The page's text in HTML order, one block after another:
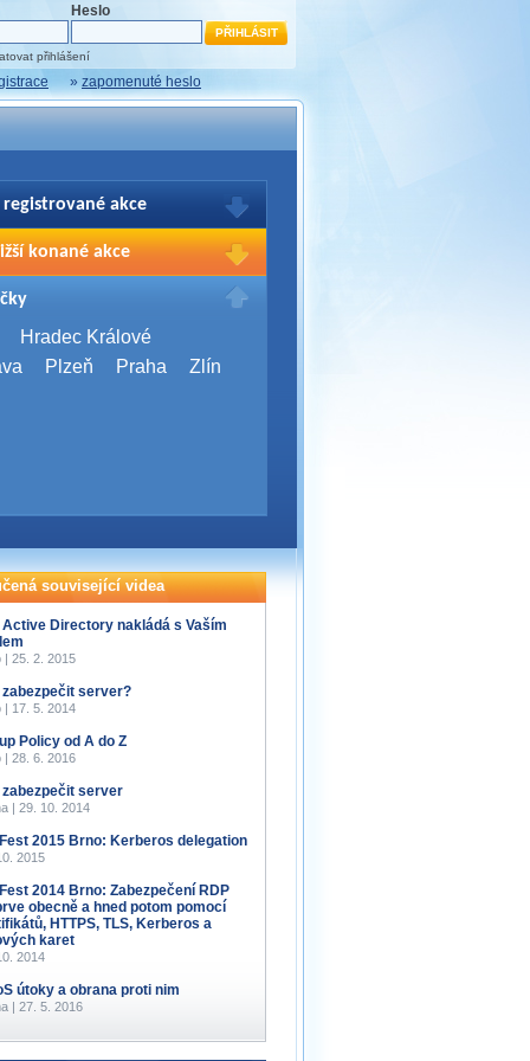
Heslo
přihlášení
» zapomenuté heslo
registrované akce
Vašich registrací na akce
přihlašte.
konané akce
2026
Brno
Server Bootcamp 2026
Hradec Králové
Plzeň Praha Zlín
související videa
Directory nakládá s Vaším
| 25. 2. 2015
server?
| 17. 5. 2014
Policy od A do Z
| 28. 6. 2016
server
| 29. 10. 2014
Fest 2015 Brno: Kerberos delegation
2015
2014 Brno: Zabezpečení RDP
obecně a hned potom pomocí
HTTPS, TLS, Kerberos a
karet
2014
útoky a obrana proti nim
| 27. 5. 2016